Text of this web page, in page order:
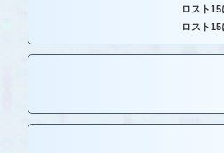
ロスト
ロスト